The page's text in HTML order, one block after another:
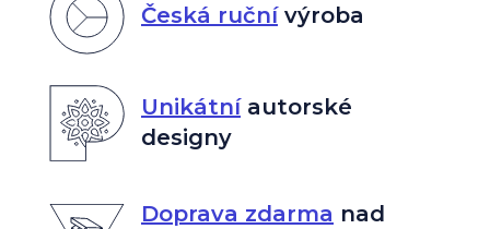
Česká ručnívýroba
Unikátníautorské
designy
Doprava zdarma nad